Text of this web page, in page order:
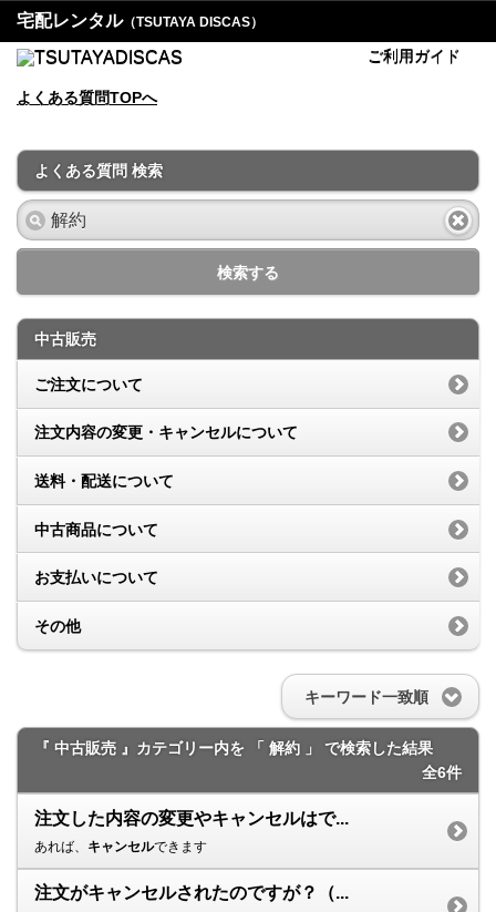
宅配レンタル（TSUTAYA DISCAS）
ご利用ガイド
よくある質問TOPへ
よくある質問 検索
検索する
中古販売
ご注文について
注文内容の変更・キャンセルについて
送料・配送について
中古商品について
お支払いについて
その他
キーワード一致順
『 中古販売 』カテゴリー内を 「 解約 」 で検索した結果
全6件
注文した内容の変更やキャンセルはで...
あれば、 キャンセルできます
注文がキャンセルされたのですが？（...